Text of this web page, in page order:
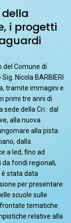
della
i progetti
del Comune di
Nicola BARBIERI
tramite immagini e
primi tre anni di
della Cri : dal
alla nuova
alla pista
dalla
a led, fino ad
fondi regionali,
stata data
per presentare
scuole sulle
tematiche
relative alla